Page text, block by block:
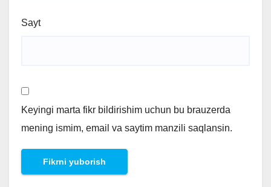
Sayt
Keyingi marta fikr bildirishim uchun bu brauzerda
mening ismim, email va saytim manzili saqlansin.